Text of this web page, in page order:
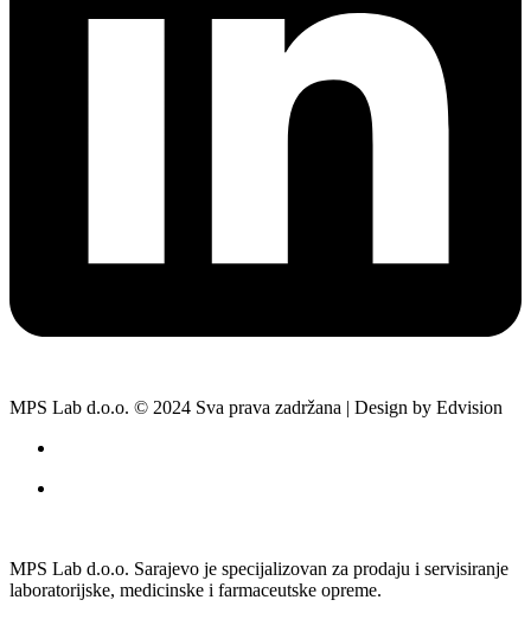
MPS Lab d.o.o. © 2024 Sva prava zadržana | Design by Edvision
MPS Lab d.o.o. Sarajevo je specijalizovan za prodaju i servisiranje
laboratorijske, medicinske i farmaceutske opreme.